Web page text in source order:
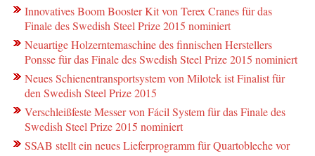
Innovatives Boom Booster Kit von Terex Cranes für das
Finale des Swedish Steel Prize 2015 nominiert
Neuartige Holzerntemaschine des finnischen Herstellers
Ponsse für das Finale des Swedish Steel Prize 2015 nominiert
Neues Schienentransportsystem von Milotek ist Finalist für
den Swedish Steel Prize 2015
Verschleißfeste Messer von Fácil System für das Finale des
Swedish Steel Prize 2015 nominiert
SSAB stellt ein neues Lieferprogramm für Quartobleche vor